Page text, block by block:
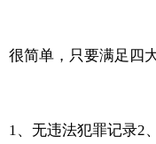
很简单，只要满足四
1、无违法犯罪记录2